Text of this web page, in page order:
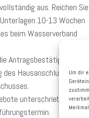
Um dir
aus. Reichen Sie
10-13 Wochen
beim Wasserverband
Antragsbestätigung, ein
Hausanschlusses und
unterschrieben